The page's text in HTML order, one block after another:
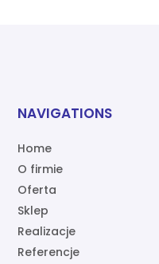
NAVIGATIONS
Home
O firmie
Oferta
Sklep
Realizacje
Referencje